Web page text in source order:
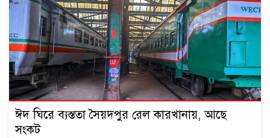
ঈদ ঘিরে ব্যস্ততা সৈয়দপুর রেল কারখানায়, আছে
সংকট